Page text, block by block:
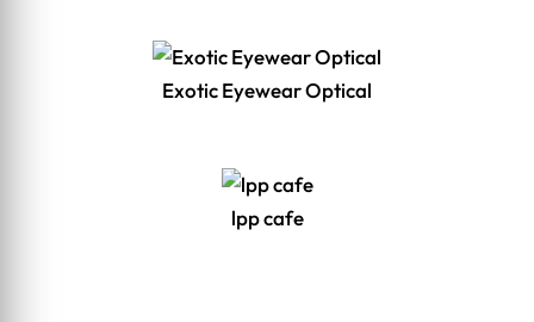
Exotic Eyewear Optical
lpp cafe